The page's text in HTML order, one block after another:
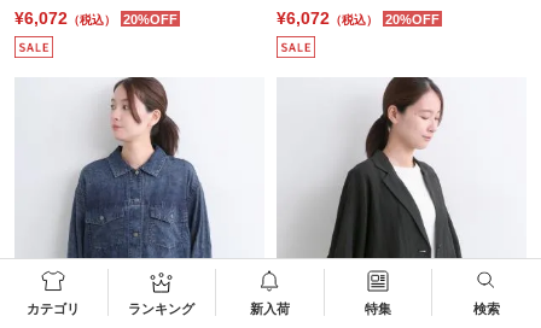
カテゴリ ランキング 新入荷 特集 検索
¥6,072 （税込） 20%OFF
¥6,072 （税込） 20%OFF